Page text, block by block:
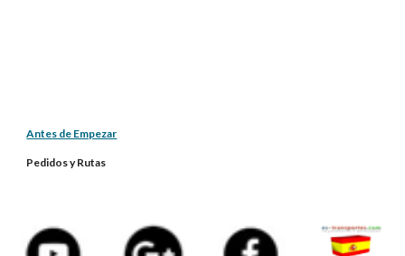
Antes de Empezar
Pedidos y Rutas